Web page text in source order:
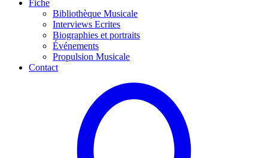
Fiche
Bibliothèque Musicale
Interviews Ecrites
Biographies et portraits
Événements
Propulsion Musicale
Contact